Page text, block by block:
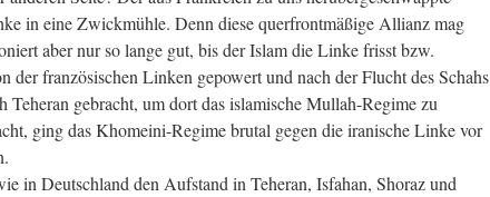
in eine Zwickmühle. Denn diese querfrontmäßige Allianz mag
aber nur so lange gut, bis der Islam die Linke frisst bzw.
der französischen Linken gepowert und nach der Flucht des Schahs
Teheran gebracht, um dort das islamische Mullah-Regime zu
ging das Khomeini-Regime brutal gegen die iranische Linke vor
in Deutschland den Aufstand in Teheran, Isfahan, Shoraz und